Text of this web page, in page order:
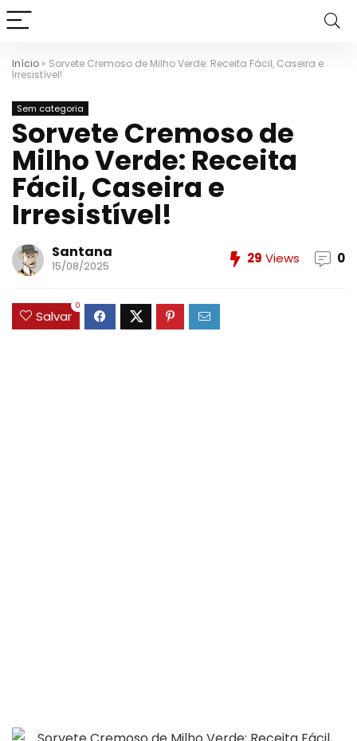
Início » Sorvete Cremoso de Milho Verde: Receita Fácil, Caseira e
Irresistível!
Sem categoria
Sorvete Cremoso de
Milho Verde: Receita
Fácil, Caseira e
Irresistível!
Santana
15/08/2025 29 Views 0
Salvar
0